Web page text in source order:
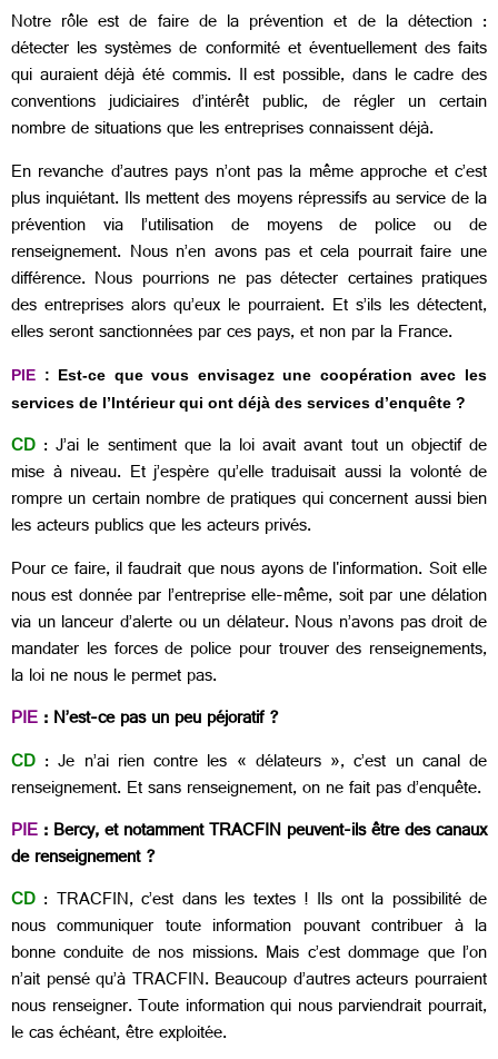
Notre rôle est de faire de la prévention et de la détection :
détecter les systèmes de conformité et éventuellement des faits
qui auraient déjà été commis. Il est possible, dans le cadre des
conventions judiciaires d’intérêt public, de régler un certain
nombre de situations que les entreprises connaissent déjà.
En revanche d’autres pays n’ont pas la même approche et c’est
plus inquiétant. Ils mettent des moyens répressifs au service de la
prévention via l’utilisation de moyens de police ou de
renseignement. Nous n’en avons pas et cela pourrait faire une
différence. Nous pourrions ne pas détecter certaines pratiques
des entreprises alors qu’eux le pourraient. Et s’ils les détectent,
elles seront sanctionnées par ces pays, et non par la France.
PIE : Est-ce que vous envisagez une coopération avec les
services de l’Intérieur qui ont déjà des services d’enquête ?
CD : J’ai le sentiment que la loi avait avant tout un objectif de
mise à niveau. Et j’espère qu’elle traduisait aussi la volonté de
rompre un certain nombre de pratiques qui concernent aussi bien
les acteurs publics que les acteurs privés.
Pour ce faire, il faudrait que nous ayons de l'information. Soit elle
nous est donnée par l’entreprise elle-même, soit par une délation
via un lanceur d’alerte ou un délateur. Nous n’avons pas droit de
mandater les forces de police pour trouver des renseignements,
la loi ne nous le permet pas.
PIE: N’est-ce pas un peu péjoratif ?
CD : Je n’ai rien contre les « délateurs », c’est un canal de
renseignement. Et sans renseignement, on ne fait pas d’enquête.
PIE: Bercy, et notamment TRACFIN peuvent-ils être des canaux
de renseignement ?
CD : TRACFIN, c’est dans les textes ! Ils ont la possibilité de
nous communiquer toute information pouvant contribuer à la
bonne conduite de nos missions. Mais c’est dommage que l’on
n’ait pensé qu’à TRACFIN. Beaucoup d’autres acteurs pourraient
nous renseigner. Toute information qui nous parviendrait pourrait,
le cas échéant, être exploitée.